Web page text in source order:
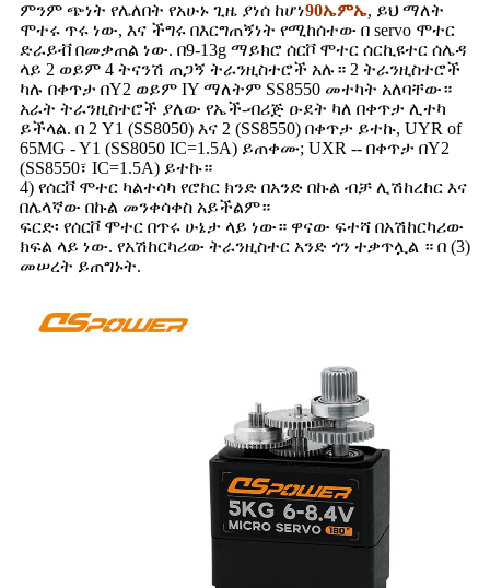
ምንም ጭነት የሌለበት የአሁኑ ጊዜ ያነሰ ከሆነ90ኤምኤ, ይህ ማለት
ሞተሩ ጥሩ ነው, እና ችግሩ በእርግጠኝነት የሚከሰተው በ servo ሞተር
ድራይቭ በመቃጠል ነው. በ9-13g ማይክሮ ሰርቮ ሞተር ሰርኪዩተር ሰሌዳ
ላይ 2 ወይም 4 ትናንሽ ጠጋኝ ትራንዚስተሮች አሉ። 2 ትራንዚስተሮች
ካሉ በቀጥታ በY2 ወይም IY ማለትም SS8550 መተካት አለባቸው።
አራት ትራንዚስተሮች ያለው የኤች-ብሪጅ ዑደት ካለ በቀጥታ ሊተካ
ይችላል. በ 2 Y1 (SS8050) እና 2 (SS8550) በቀጥታ ይተኩ, UYR of
65MG - Y1 (SS8050 IC=1.5A) ይጠቀሙ; UXR -- በቀጥታ በY2
(SS8550፣ IC=1.5A) ይተኩ።
4) የሰርቮ ሞተር ካልተሳካ የሮከር ክንድ በአንድ በኩል ብቻ ሊሽከረከር እና
በሌላኛው በኩል መንቀሳቀስ አይችልም።
ፍርድ፡ የሰርቮ ሞተር በጥሩ ሁኔታ ላይ ነው። ዋናው ፍተሻ በአሽከርካሪው
ክፍል ላይ ነው. የአሽከርካሪው ትራንዚስተር አንድ ጎን ተቃጥሏል ። በ (3)
መሠረት ይጠግኑት.